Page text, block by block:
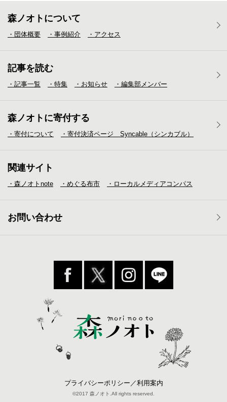
森ノオトについて
・団体概要 ・事例紹介 ・アクセス
記事を読む
・記事一覧 ・特集 ・お知らせ ・編集部メンバー
森ノオトに寄付する
・寄付について ・寄付決済ページ Syncable（シンカブル）
関連サイト
・森ノオトnote ・めぐる布市 ・ローカルメディア コンパス
お問い合わせ
プライバシーポリシー／利用案内
©2017 森ノオト.All rights reserved.